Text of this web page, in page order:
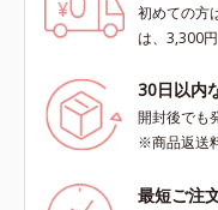
初めての方
は、3,300
30日以内
開封後でも
※商品返送
最短ご注